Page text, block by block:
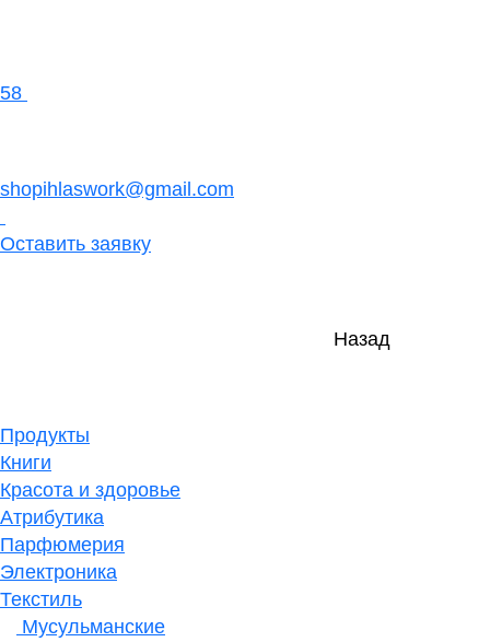
58
shopihlaswork@gmail.com
Оставить заявку
Назад
Продукты
Книги
Красота и здоровье
Атрибутика
Парфюмерия
Электроника
Текстиль
Мусульманские